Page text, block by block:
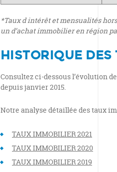
*Taux d intérêt et mensualités
un d’achat immobilier en région
HISTORIQUE
Consultez ci-dessous l’évolution
depuis janvier 2015.
Notre analyse détaillée des taux
TAUX IMMOBILIER 2021
TAUX IMMOBILIER 2020
TAUX IMMOBILIER 2019